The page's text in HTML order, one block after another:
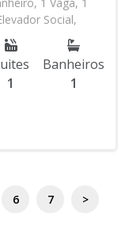
Social,
Automático,
Piscina Infantil,
Kids, Espaço
Em Obras *
com nossa equipe
1
Banheiros
1
6 7 >